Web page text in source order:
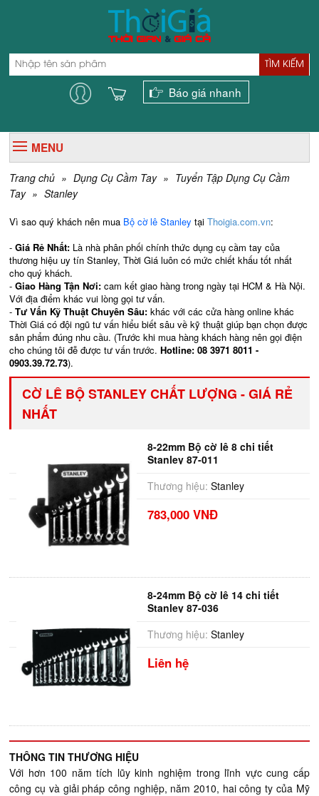
TÌM KIẾM
Báo giá nhanh
MENU
Trang chủ » Dụng Cụ Cầm Tay » Tuyển Tập Dụng Cụ Cầm
Tay » Stanley
Vì sao quý khách nên mua Bộ cờ lê Stanley tạiThoigia.com.vn:
-Giá Rẻ Nhất: Là nhà phân phối chính thức dụng cụ cầm tay của
thương hiệu uy tín Stanley, Thời Giá luôn có mức chiết khấu tốt nhất
cho quý khách.
-Giao Hàng Tận Nơi:cam kết giao hàng trong ngày tại HCM & Hà Nội.
Với địa điểm khác vui lòng gọi tư vấn.
-Tư Vấn Kỹ Thuật Chuyên Sâu:khác với các cửa hàng online khác
Thời Giá có đội ngũ tư vấn hiểu biết sâu về kỹ thuật giúp bạn chọn được
sản phẩm đúng nhu cầu. (Trước khi mua hàng khách hàng nên gọi điện
cho chúng tôi đễ được tư vấn trước.Hotline: 08 3971 8011 -
0903.39.72.73).
CỜ LÊ BỘ STANLEY CHẤT LƯỢNG - GIÁ RẺ
NHẤT
8-22mm Bộ cờ lê 8 chi tiết
Stanley 87-011
Thương hiệu: Stanley
783,000 VNĐ
8-24mm Bộ cờ lê 14 chi tiết
Stanley 87-036
Thương hiệu: Stanley
Liên hệ
THÔNG TIN THƯƠNG HIỆU
Với hơn 100 năm tích lũy kinh nghiệm trong lĩnh vực cung cấp
công cụ và giải pháp công nghiệp, năm 2010, hai công ty của Mỹ